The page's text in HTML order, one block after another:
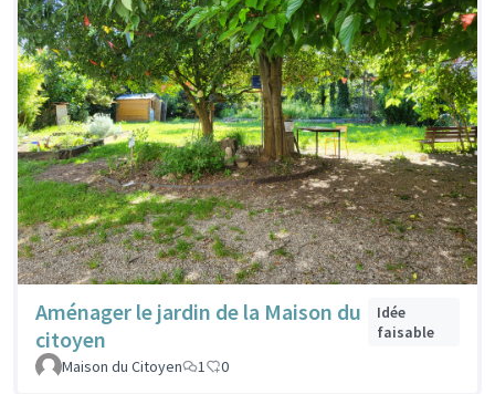
Aménager le jardin de la Maison du
citoyen
Idée
faisable
Maison du Citoyen
1 0